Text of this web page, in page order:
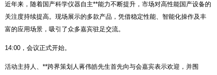
近年来，随着国产科学仪器自主**能力不断提升，市场对高性能国产设备的
关注度持续提高。现场展示的多款产品，凭借稳定性能、智能化操作及丰
富的应用场景，吸引了众多嘉宾驻足交流。
14:00，会议正式开始。
活动主持人、**跨界策划人蒋伟皓先生首先向与会嘉宾表示欢迎，并围